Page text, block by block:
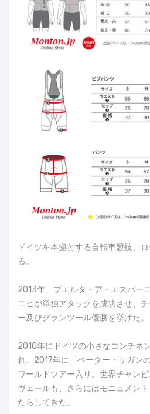
ドイツを本拠とする自転車競技、
る。
2013年、ブエルタ・ア・エスパー
ニヒが単独アタックを成功させ、
ー及びグランツール優勝を挙げた。
2010年にドイツの小さなコンチネ
れ、2017年に「ペーター・サガン
ワールドツアー入り。世界チャン
ヴェールも、さらにはモニュメン
たらしてきた。